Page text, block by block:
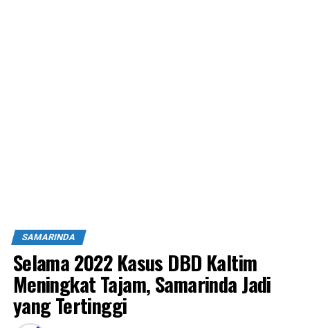
SAMARINDA
Selama 2022 Kasus DBD Kaltim
Meningkat Tajam, Samarinda Jadi
yang Tertinggi